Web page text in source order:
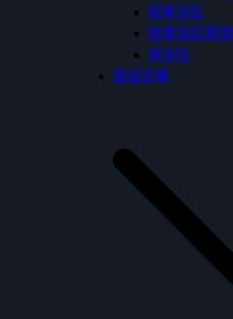
按摩浴缸
按摩浴缸龍頭
淋浴柱
面盆設備